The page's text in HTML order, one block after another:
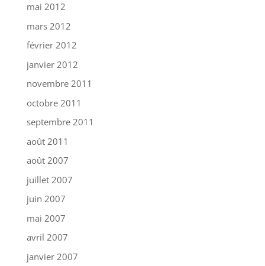
mai 2012
mars 2012
février 2012
janvier 2012
novembre 2011
octobre 2011
septembre 2011
août 2011
août 2007
juillet 2007
juin 2007
mai 2007
avril 2007
janvier 2007